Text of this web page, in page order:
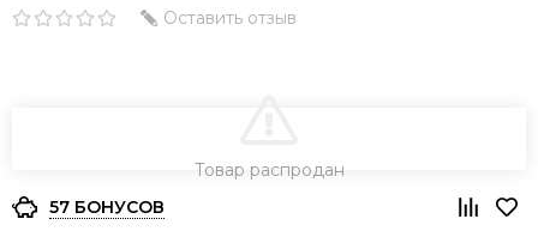
Оставить отзыв
Товар распродан
57 БОНУСОВ